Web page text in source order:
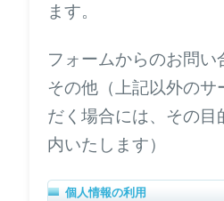
ます。
フォームからのお問
その他（上記以外の
だく場合には、その
内いたします）
個人情報の利用